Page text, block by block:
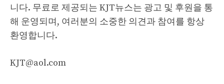
니다. 무료로 제공되는 KJT뉴스는 광고 및 후원을 통
해 운영되며, 여러분의 소중한 의견과 참여를 항상
환영합니다.
KJT@aol.com